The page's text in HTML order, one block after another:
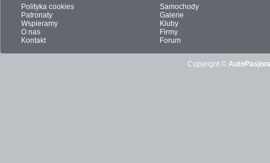
Polityka cookies
Patronaty
Wspieramy
O nas
Kontakt
Samochody
Galerie
Kluby
Firmy
Forum
Copyright ©